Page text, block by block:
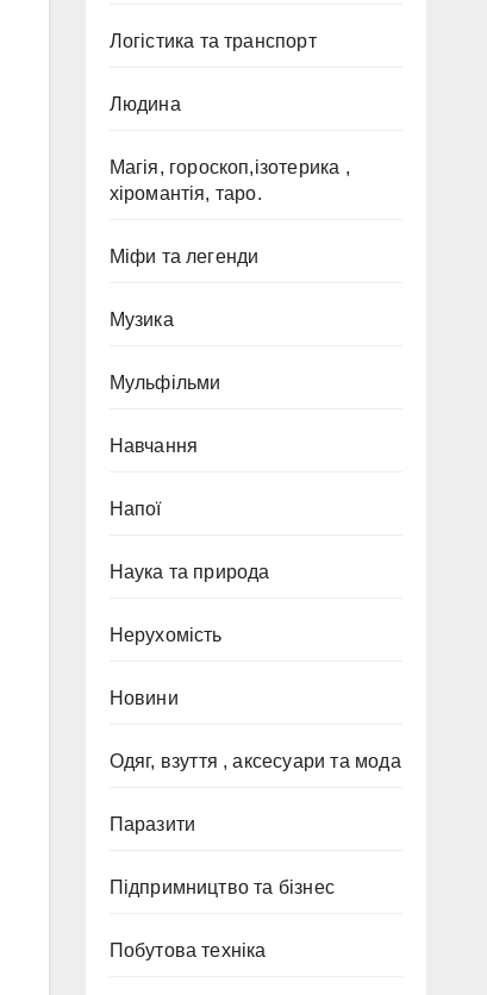
Логістика та транспорт
Людина
Магія, гороскоп,ізотерика ,
хіромантія, таро.
Міфи та легенди
Музика
Мульфільми
Навчання
Напої
Наука та природа
Нерухомість
Новини
Одяг, взуття , аксесуари та мода
Паразити
Підпримництво та бізнес
Побутова техніка